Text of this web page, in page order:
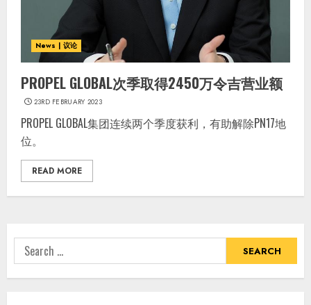
News | 议论
PROPEL GLOBAL次季取得2450万令吉营业额
23RD FEBRUARY 2023
PROPEL GLOBAL集团连续两个季度获利，有助解除PN17地
位。
READ MORE
Search
for: